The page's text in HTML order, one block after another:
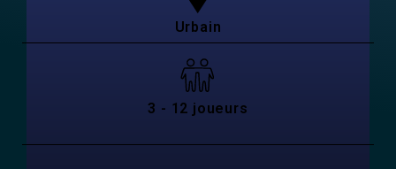
Urbain
3 - 12 joueurs